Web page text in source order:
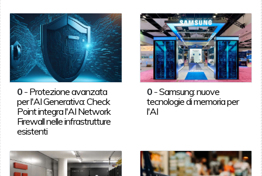
0- Protezione avanzata
per l'AI Generativa: Check
Point integra l'AI Network
Firewall nelle infrastrutture
esistenti
0 -Samsung: nuove
tecnologie di memoria per
l'AI